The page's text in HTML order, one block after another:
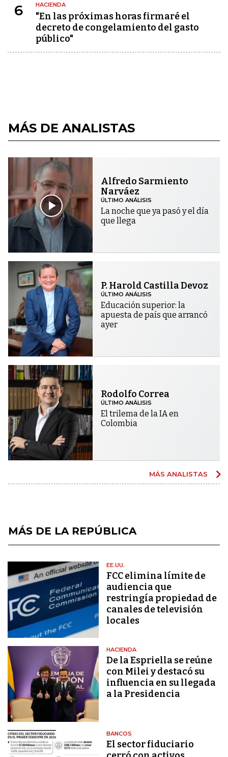
6 HACIENDA
"En las próximas horas firmaré el
decreto de congelamiento del gasto
público"
MÁS DE ANALISTAS
Alfredo Sarmiento
Narváez
ÚLTIMO ANÁLISIS
La noche que ya pasó y el día
que llega
P. Harold Castilla Devoz
ÚLTIMO ANÁLISIS
Educación superior: la
apuesta de país que arrancó
ayer
Rodolfo Correa
ÚLTIMO ANÁLISIS
El trilema de la IA en
Colombia
MÁS ANALISTAS
MÁS DE LA REPÚBLICA
EE.UU.
FCC elimina límite de
audiencia que
restringía propiedad de
canales de televisión
locales
HACIENDA
De la Espriella se reúne
con Milei y destacó su
influencia en su llegada
a la Presidencia
BANCOS
El sector fiduciario